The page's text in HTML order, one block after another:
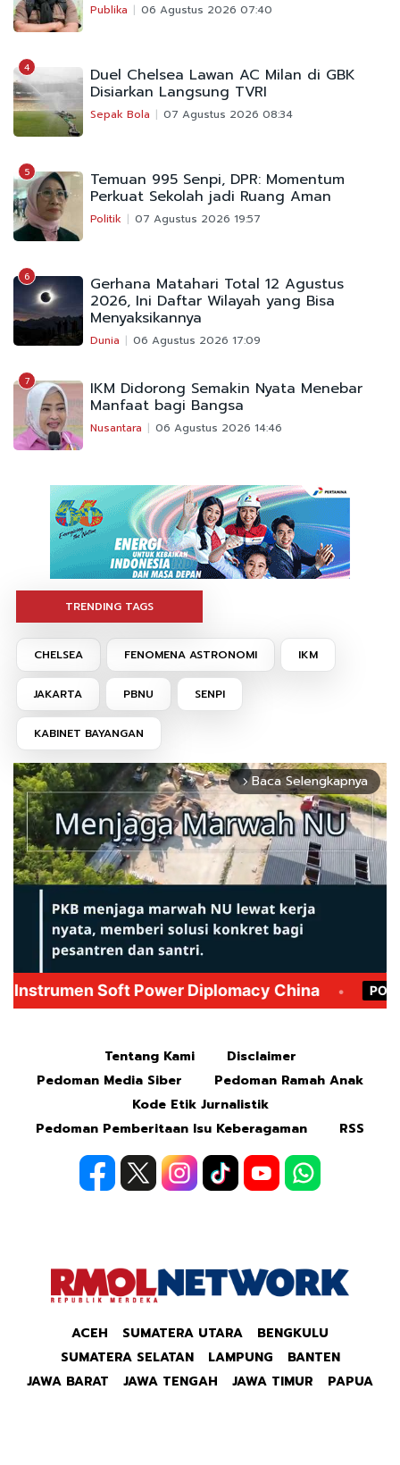
Publika 06 Agustus 2026 07:40
4 Duel Chelsea Lawan AC Milan di GBK
Disiarkan Langsung TVRI
Sepak Bola 07 Agustus 2026 08:34
5 Temuan 995 Senpi, DPR: Momentum
Perkuat Sekolah jadi Ruang Aman
Politik 07 Agustus 2026 19:57
6 Gerhana Matahari Total 12 Agustus
2026, Ini Daftar Wilayah yang Bisa
Menyaksikannya
Dunia 06 Agustus 2026 17:09
7 IKM Didorong Semakin Nyata Menebar
Manfaat bagi Bangsa
Nusantara 06 Agustus 2026 14:46
TRENDING TAGS
CHELSEA FENOMENA ASTRONOMI IKM
JAKARTA PBNU SENPI
KABINET BAYANGAN
arrow_forward_ios Baca Selengkapnya
Tentang Kami
Disclaimer
Pedoman Media Siber
Pedoman Ramah Anak
Kode Etik Jurnalistik
Pedoman Pemberitaan Isu Keberagaman
RSS
ACEH SUMATERA UTARA
BENGKULU
SUMATERA SELATAN
LAMPUNG
BANTEN
JAWA BARAT
JAWA TENGAH JAWA TIMUR PAPUA